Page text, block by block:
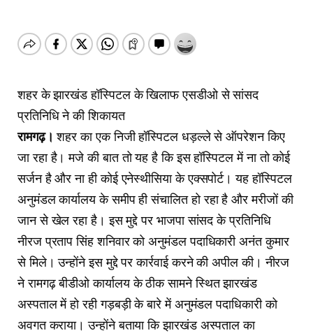
शहर के झारखंड हॉस्पिटल के खिलाफ एसडीओ से सांसद
प्रतिनिधि ने की शिकायत
रामगढ़। शहर का एक निजी हॉस्पिटल धड़ल्ले से ऑपरेशन किए
जा रहा है। मजे की बात तो यह है कि इस हॉस्पिटल में ना तो कोई
सर्जन है और ना ही कोई एनेस्थीसिया के एक्सपोर्ट। यह हॉस्पिटल
अनुमंडल कार्यालय के समीप ही संचालित हो रहा है और मरीजों की
जान से खेल रहा है। इस मुद्दे पर भाजपा सांसद के प्रतिनिधि
नीरज प्रताप सिंह शनिवार को अनुमंडल पदाधिकारी अनंत कुमार
से मिले। उन्होंने इस मुद्दे पर कार्रवाई करने की अपील की। नीरज
ने रामगढ़ बीडीओ कार्यालय के ठीक सामने स्थित झारखंड
अस्पताल में हो रही गड़बड़ी के बारे में अनुमंडल पदाधिकारी को
अवगत कराया। उन्होंने बताया कि झारखंड अस्पताल का